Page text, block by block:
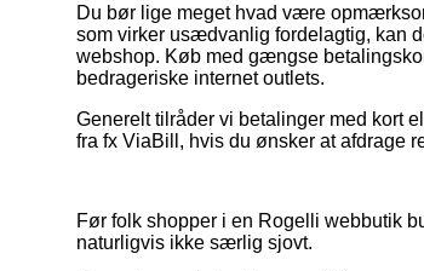
Du bør lige meget hvad være
som virker usædvanlig fordelagtig, kan
webshop. Køb med gængse
bedrageriske internet outlets.
Generelt tilråder vi betalinger med kort
fra fx ViaBill, hvis du ønsker at afdrage
Før folk shopper i en Rogelli webbutik
naturligvis ikke særlig sjovt.